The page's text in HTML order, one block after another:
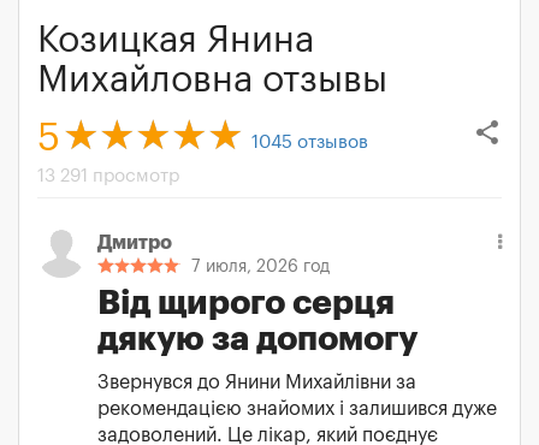
Козицкая Янина
Михайловна отзывы
share
5 1045 отзывов
13 291 просмотр
Дмитро
7 июля, 2026 год
Від щирого серця
дякую за допомогу
Звернувся до Янини Михайлівни за
рекомендацією знайомих і залишився дуже
задоволений. Це лікар, який поєднує